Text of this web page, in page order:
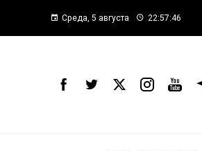
Среда, 5 августа 22:57:47